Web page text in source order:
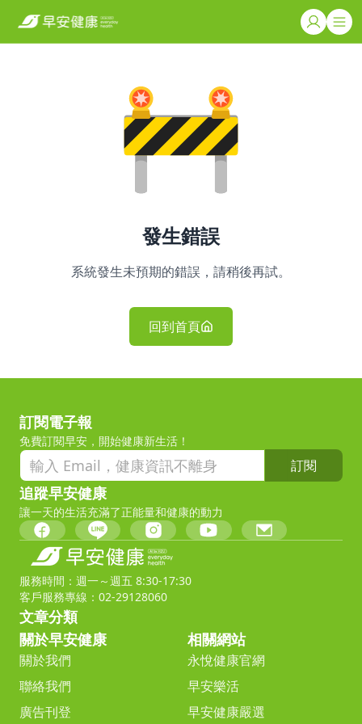
發生錯誤
系統發生未預期的錯誤，請稍後再試。
回到首頁
訂閱電子報
免費訂閱早安，開始健康新生活！
訂閱
追蹤早安健康
讓一天的生活充滿了正能量和健康的動力
服務時間：週一～週五 8:30-17:30
客戶服務專線：02-29128060
文章分類
關於早安健康
關於我們
聯絡我們
廣告刊登
相關網站
永悅健康官網
早安樂活
早安健康嚴選